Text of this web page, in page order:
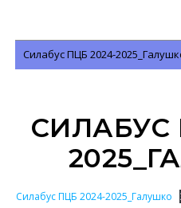
Силабус ПЦБ 2024-
СИЛАБУС
Силабус ПЦБ 2024-2025_Галушко